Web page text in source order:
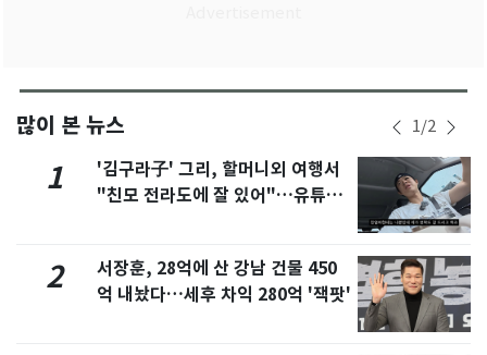
많이 본 뉴스 1/2
1
'김구라子' 그리, 할머니외 여행서
"친모 전라도에 잘 있어"…유튜브
2
서장훈, 28억에 산 강남 건물 450
억 내놨다…세후 차익 280억 '잭팟'